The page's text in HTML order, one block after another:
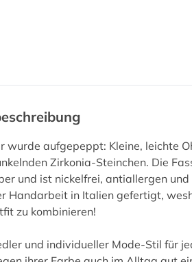
wurde aufgepeppt: Kleine, leichte
Zirkonia-Steinchen. Die
und ist nickelfrei, antiallergen
Handarbeit in Italien gefertigt,
zu kombinieren!
und individueller Mode-Stil für